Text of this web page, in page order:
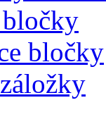
bločky